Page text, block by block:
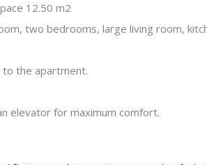
12.50 m2
two bedrooms, large living room,
the apartment.
elevator for maximum comfort.